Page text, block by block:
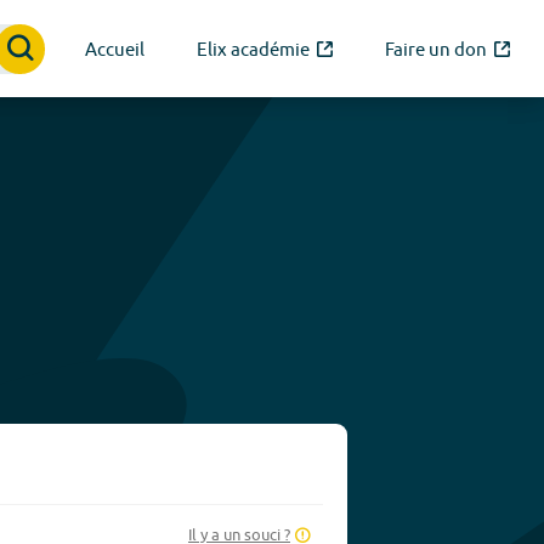
Accueil Elix académie Faire un don
Il y a un souci ?